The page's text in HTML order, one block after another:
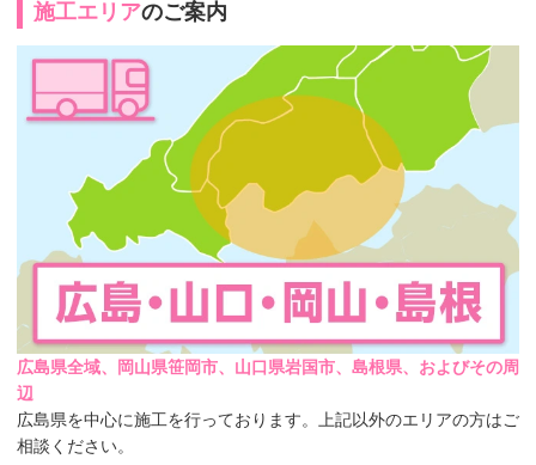
施工エリアのご案内
広島県全域、岡山県笹岡市、山口県岩国市、島根県、およびその周
辺
広島県を中心に施工を行っております。上記以外のエリアの方はご
相談ください。